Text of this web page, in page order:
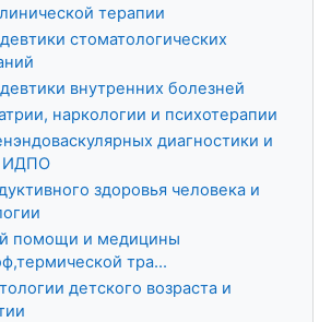
терапии
стоматологических
внутренних болезней
наркологии и психотерапии
диагностики и
ИДПО
здоровья человека и
помощи и медицины
тра...
детского возраста и